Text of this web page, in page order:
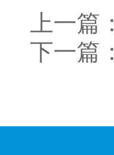
上一篇：
下一篇：